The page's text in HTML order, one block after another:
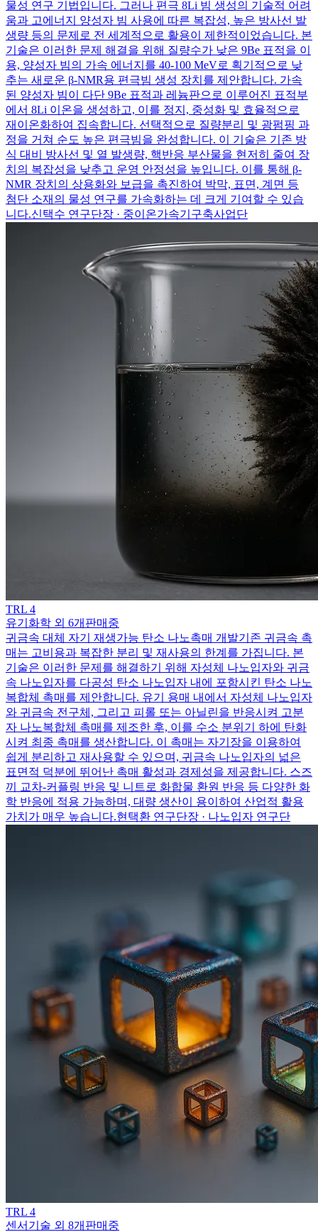
물성 연구 기법입니다. 그러나 편극 8Li 빔 생성의 기술적 어려
움과 고에너지 양성자 빔 사용에 따른 복잡성, 높은 방사선 발
생량 등의 문제로 전 세계적으로 활용이 제한적이었습니다. 본
기술은 이러한 문제 해결을 위해 질량수가 낮은 9Be 표적을 이
용, 양성자 빔의 가속 에너지를 40-100 MeV로 획기적으로 낮
추는 새로운 β-NMR용 편극빔 생성 장치를 제안합니다. 가속
된 양성자 빔이 다단 9Be 표적과 레늄판으로 이루어진 표적부
에서 8Li 이온을 생성하고, 이를 정지, 중성화 및 효율적으로
재이온화하여 집속합니다. 선택적으로 질량분리 및 광펌핑 과
정을 거쳐 순도 높은 편극빔을 완성합니다. 이 기술은 기존 방
식 대비 방사선 및 열 발생량, 핵반응 부산물을 현저히 줄여 장
치의 복잡성을 낮추고 운영 안정성을 높입니다. 이를 통해 β-
NMR 장치의 상용화와 보급을 촉진하여 박막, 표면, 계면 등
첨단 소재의 물성 연구를 가속화하는 데 크게 기여할 수 있습
니다.신택수 연구단장 · 중이온가속기구축사업단
TRL 4
유기화학 외 6개 판매중
귀금속 대체 자기 재생가능 탄소 나노촉매 개발기존 귀금속 촉
매는 고비용과 복잡한 분리 및 재사용의 한계를 가집니다. 본
기술은 이러한 문제를 해결하기 위해 자성체 나노입자와 귀금
속 나노입자를 다공성 탄소 나노입자 내에 포함시킨 탄소 나노
복합체 촉매를 제안합니다. 유기 용매 내에서 자성체 나노입자
와 귀금속 전구체, 그리고 피롤 또는 아닐린을 반응시켜 고분
자 나노복합체 촉매를 제조한 후, 이를 수소 분위기 하에 탄화
시켜 최종 촉매를 생산합니다. 이 촉매는 자기장을 이용하여
쉽게 분리하고 재사용할 수 있으며, 귀금속 나노입자의 넓은
표면적 덕분에 뛰어난 촉매 활성과 경제성을 제공합니다. 스즈
끼 교차-커플링 반응 및 니트로 화합물 환원 반응 등 다양한 화
학 반응에 적용 가능하며, 대량 생산이 용이하여 산업적 활용
가치가 매우 높습니다.현택환 연구단장 · 나노입자 연구단
TRL 4
센서기술 외 8개 판매중